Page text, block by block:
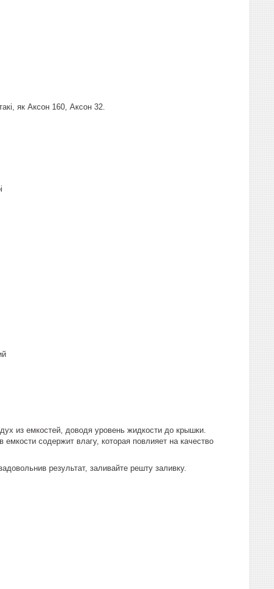
як Аксон 160, Аксон 32.
из емкостей, доводя уровень жидкости до крышки.
содержит влагу, которая повлияет на качество
результат, заливайте решту заливку.